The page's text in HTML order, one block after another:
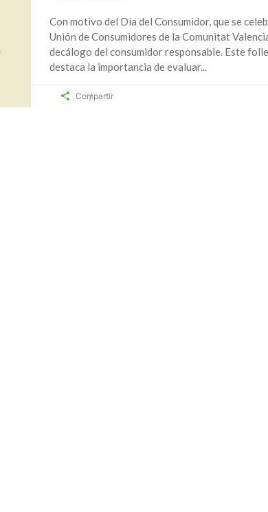
Con motivo del Día del Consumidor, que se
Unión de Consumidores de la Comunitat
decálogo del consumidor responsable. Este
destaca la importancia de evaluar
Compartir